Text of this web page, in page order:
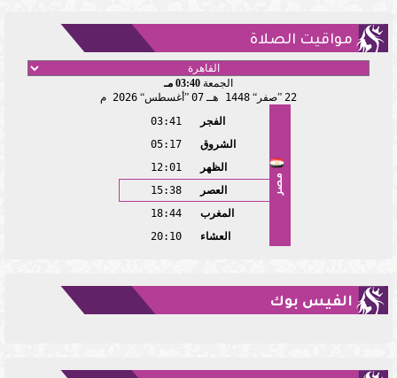
مواقيت الصلاة
الجمعة 03:40 مـ
22 صفر 1448 هـ 07 أغسطس 2026 م
مصر
الفجر
03:41
الشروق
05:17
الظهر
12:01
العصر
15:38
المغرب
18:44
العشاء
20:10
الفيس بوك